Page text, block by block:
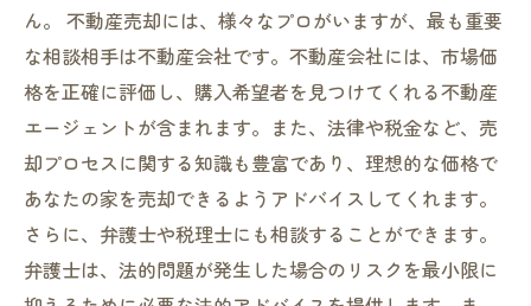
ん。 不動産売却には、様々なプロがいますが、最も重要
な相談相手は不動産会社です。不動産会社には、市場価
格を正確に評価し、購入希望者を見つけてくれる不動産
エージェントが含まれます。また、法律や税金など、売
却プロセスに関する知識も豊富であり、理想的な価格で
あなたの家を売却できるようアドバイスしてくれます。
さらに、弁護士や税理士にも相談することができます。
弁護士は、法的問題が発生した場合のリスクを最小限に